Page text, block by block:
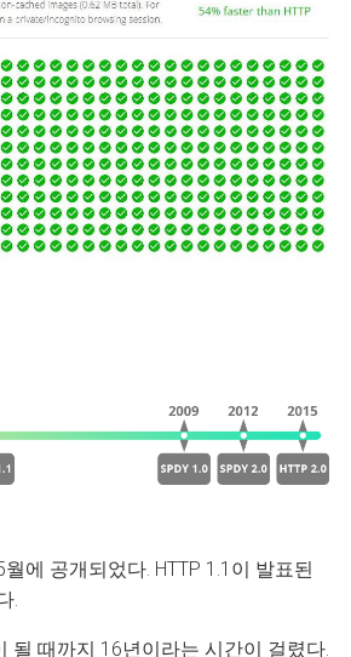
에 공개되었다. HTTP 1.1이 발표된
.
될 때까지 16년이라는 시간이 걸렸다.